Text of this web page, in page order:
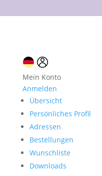
Mein Konto
Anmelden
Übersicht
Persönliches Profil
Adressen
Bestellungen
Wunschliste
Downloads